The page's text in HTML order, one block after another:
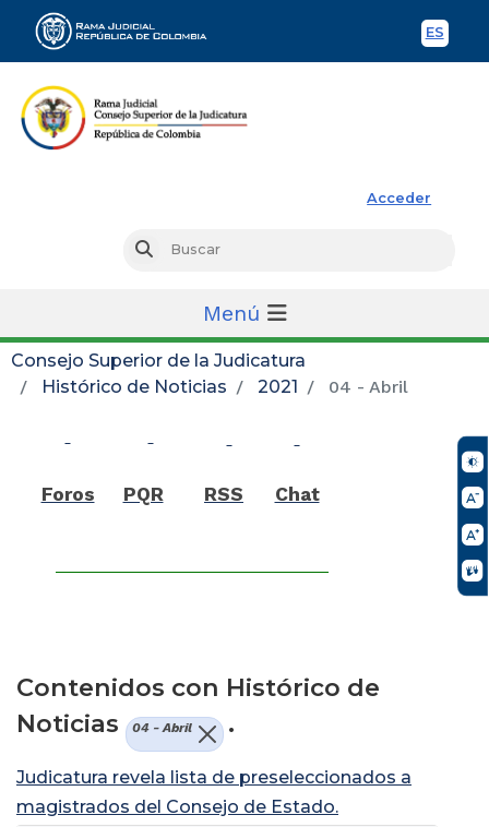
ES
Acceder
Buscar
Menú
Consejo Superior de la Judicatura
Histórico de Noticias
2021 04 - Abril
Foros PQR RSS Chat
Contenidos con Histórico de
Noticias
04 - Abril .
Judicatura revela lista de preseleccionados a
magistrados del Consejo de Estado.